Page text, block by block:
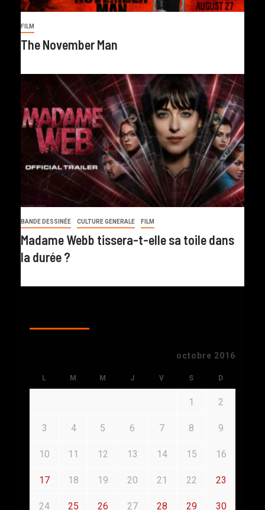
FILM
The November Man
BANDE DESSINÉE CULTURE GENERALE FILM
Madame Webb tissera-t-elle sa toile dans
la durée ?
octobre 2016
L M M J V S D
1 2
3 4 5 6 7 8 9
10 11 12 13 14 15 16
17 18 19 20 21 22 23
24 25 26 27 28 29 30